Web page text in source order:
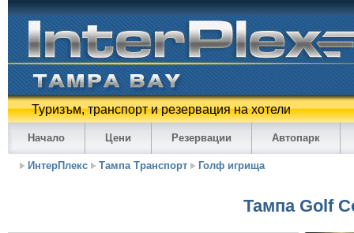
Туризъм, транспорт и резервация на хотели
Начало Цени Резервации Автопарк
ИнтерПлекс Тампа Транспорт Голф игрища
Тампа Golf